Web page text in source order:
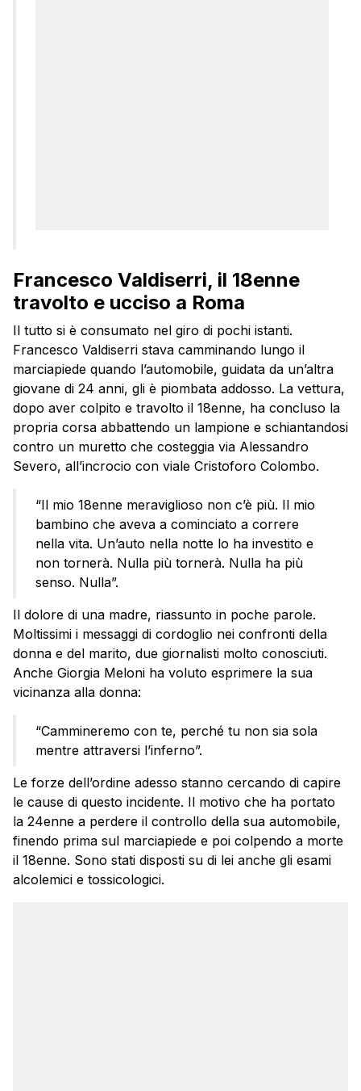
Francesco Valdiserri, il 18enne
travolto e ucciso a Roma
Il tutto si è consumato nel giro di pochi istanti.
Francesco Valdiserri stava camminando lungo il
marciapiede quando l’automobile, guidata da un’altra
giovane di 24 anni, gli è piombata addosso. La vettura,
dopo aver colpito e travolto il 18enne, ha concluso la
propria corsa abbattendo un lampione e schiantandosi
contro un muretto che costeggia via Alessandro
Severo, all’incrocio con viale Cristoforo Colombo.
“Il mio 18enne meraviglioso non c’è più. Il mio
bambino che aveva a cominciato a correre
nella vita. Un’auto nella notte lo ha investito e
non tornerà. Nulla più tornerà. Nulla ha più
senso. Nulla”.
Il dolore di una madre, riassunto in poche parole.
Moltissimi i messaggi di cordoglio nei confronti della
donna e del marito, due giornalisti molto conosciuti.
Anche Giorgia Meloni ha voluto esprimere la sua
vicinanza alla donna:
“Cammineremo con te, perché tu non sia sola
mentre attraversi l’inferno”.
Le forze dell’ordine adesso stanno cercando di capire
le cause di questo incidente. Il motivo che ha portato
la 24enne a perdere il controllo della sua automobile,
finendo prima sul marciapiede e poi colpendo a morte
il 18enne. Sono stati disposti su di lei anche gli esami
alcolemici e tossicologici.